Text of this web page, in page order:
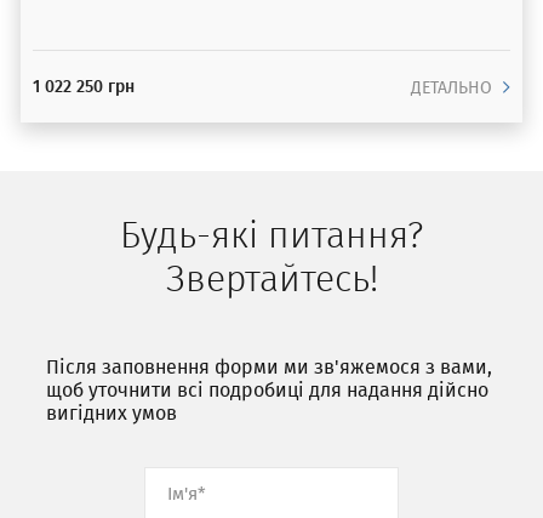
1 022 250 грн ДЕТАЛЬНО
Будь-які питання?
Звертайтесь!
Після заповнення форми ми зв'яжемося з вами,
щоб уточнити всі подробиці для надання дійсно
вигідних умов